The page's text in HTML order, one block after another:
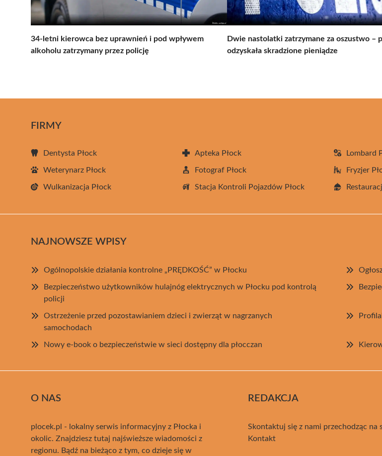
34-letni kierowca bez uprawnień i pod wpływem
alkoholu zatrzymany przez policję
Dwie nastolatki zatrzymane za oszustwo –
odzyskała skradzione pieniądze
FIRMY
Dentysta Płock Apteka Płock Lombard
Weterynarz Płock Fotograf Płock Fryzjer
Wulkanizacja Płock Stacja Kontroli Pojazdów Płock
NAJNOWSZE WPISY
Ogólnopolskie działania kontrolne „PRĘDKOŚĆ” w Płocku
Bezpieczeństwo użytkowników hulajnóg elektrycznych w Płocku pod kontrolą
policji
Ostrzeżenie przed pozostawianiem dzieci i zwierząt w nagrzanych
samochodach
Nowy e-book o bezpieczeństwie w sieci dostępny dla płocczan
O NAS
plocek.pl - lokalny serwis informacyjny z Płocka i
okolic. Znajdziesz tutaj najświeższe wiadomości z
regionu. Bądź na bieżąco z tym, co dzieje się w
REDAKCJA
Skontaktuj się z nami przechodząc na
Kontakt